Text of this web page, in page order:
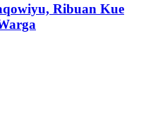
Ribuan Kue